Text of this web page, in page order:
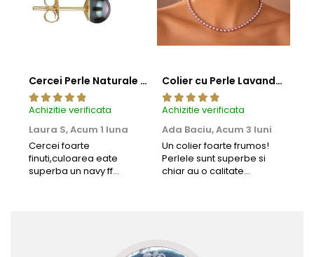
Cercei Perle Naturale Negre 5-6 mm, Buton AAA, Aur 14K (aur 585), Tip Șurub | KASKADDA®
Achizitie verificata
Laura S,Acum 1 luna
Cercei foarte
finuti,culoarea eate
superba un navy ff
Colier cu Perle Lavanda la Baza Gatului, de 4-5 mm, Perle Rare, Calitate AAA+, Aur 14K | KASKADDA®
Achizitie verificata
Ada Baciu,Acum 3 luni
Un colier foarte frumos!
Perlele sunt superbe si
chiar au o calitate